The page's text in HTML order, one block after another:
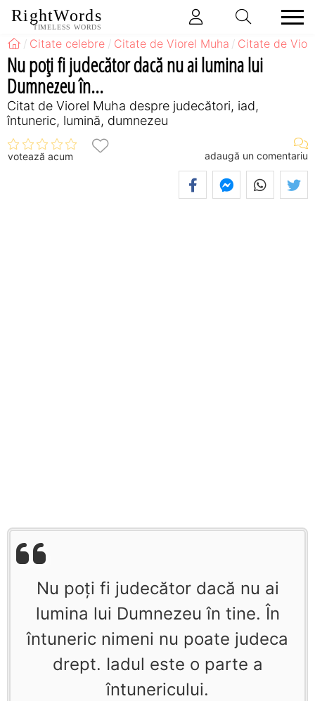
RightWords
TIMELESS WORDS
Citate celebre Citate de Viorel Muha Citate de
Nu poţi fi judecător dacă nu ai lumina lui
Dumnezeu în...
Citat de Viorel Muha despre judecători, iad,
întuneric, lumină, dumnezeu
votează acum adaugă un comentariu
Nu poţi fi judecător dacă nu ai
lumina lui Dumnezeu în tine. În
întuneric nimeni nu poate judeca
drept. Iadul este o parte a
întunericului.